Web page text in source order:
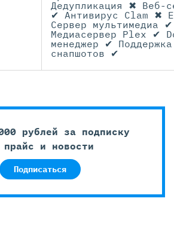
Дедупликация ✖ Веб-
✔ Антивирус Clam ✖
Cервер мультимедиа ✔
Медиасервер Plex ✔
менеджер ✔ Поддержка
снапшотов ✔
рублей за подписку
прайс и новости
Подписаться